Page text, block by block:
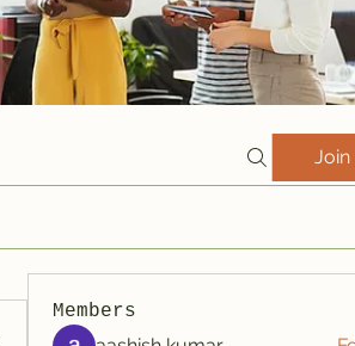
Join
Members